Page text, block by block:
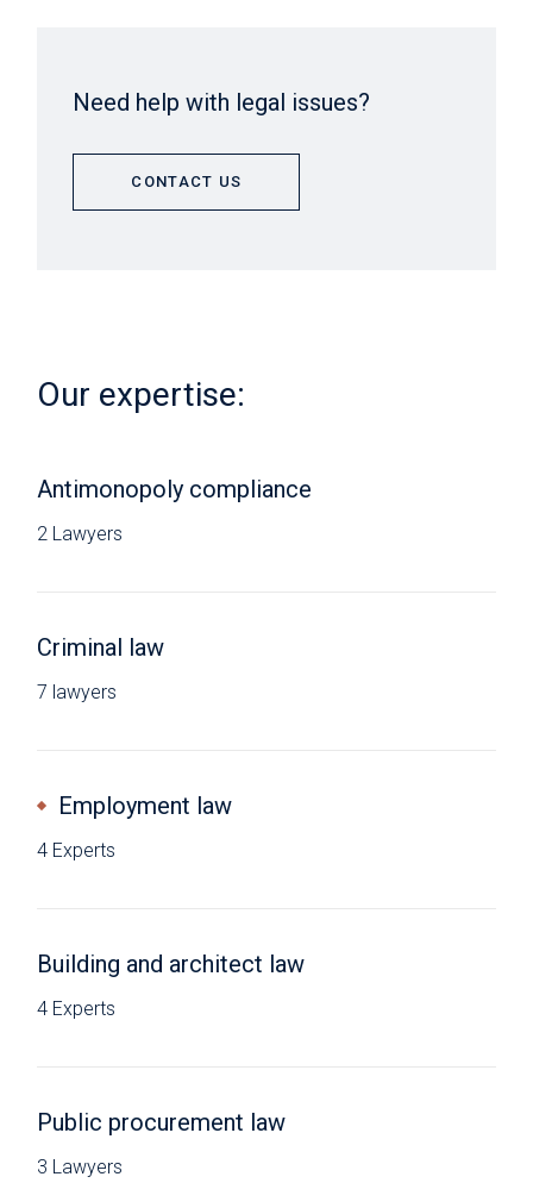
Need help with legal issues?
CONTACT US
Our expertise:
Antimonopoly compliance
2 Lawyers
Criminal law
7 lawyers
Employment law
4 Experts
Building and architect law
4 Experts
Public procurement law
3 Lawyers